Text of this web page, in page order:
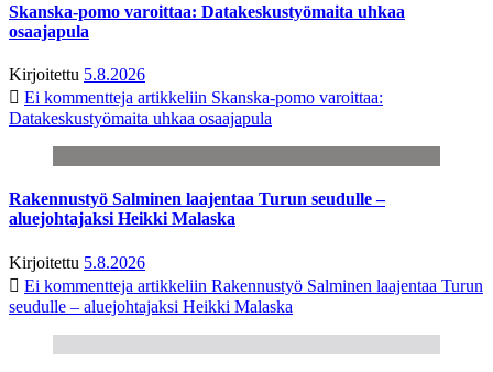
Skanska-pomo varoittaa: Datakeskustyömaita uhkaa
osaajapula
Kirjoitettu 5.8.2026
Ei kommentteja artikkeliin Skanska-pomo varoittaa:
Datakeskustyömaita uhkaa osaajapula
Rakennustyö Salminen laajentaa Turun seudulle –
aluejohtajaksi Heikki Malaska
Kirjoitettu 5.8.2026
Ei kommentteja artikkeliin Rakennustyö Salminen laajentaa Turun
seudulle – aluejohtajaksi Heikki Malaska